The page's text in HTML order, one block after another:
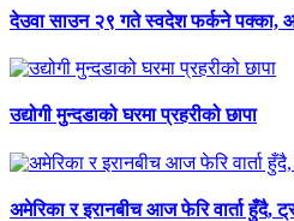
देउवा साउन २९ गते स्वदेश फर्कने
उद्योगी मुन्दडाको घरमा प्रहरीको छापा
अमेरिका र इरानबीच आज फेरि वार्ता हुँदै,